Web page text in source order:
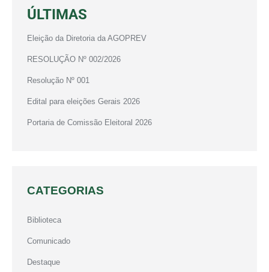
ÚLTIMAS
Eleição da Diretoria da AGOPREV
RESOLUÇÃO Nº 002/2026
Resolução Nº 001
Edital para eleições Gerais 2026
Portaria de Comissão Eleitoral 2026
CATEGORIAS
Biblioteca
Comunicado
Destaque